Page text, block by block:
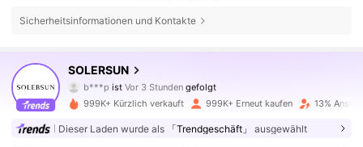
Sicherheitsinformationen und Kontakte
SOLERSUN
b***pistVor 3 Stunden
d***sist am Durchsuchen
4,79
627K Follower
999K+ Kürzlich verkauft 999K+ Erneut kaufen 13%
Dieser Laden wurde als 「Trendgeschäft」 ausgewählt